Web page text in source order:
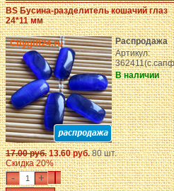
BS Бусина-разделитель кошачий глаз
24*11 мм
Распродажа
Артикул:
В наличии
17.00 руб.13.60 руб.80 шт.
Скидка 20%
- +